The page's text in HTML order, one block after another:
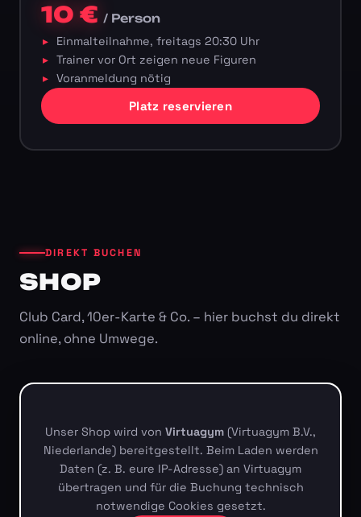
10 €/ Person
Einmalteilnahme, freitags 20:30 Uhr
Trainer vor Ort zeigen neue Figuren
Voranmeldung nötig
Platz reservieren
DIREKT BUCHEN
SHOP
Club Card, 10er-Karte & Co. – hier buchst du direkt
online, ohne Umwege.
Unser Shop wird von Virtuagym (Virtuagym B.V.,
Niederlande) bereitgestellt. Beim Laden werden
Daten (z. B. eure IP-Adresse) an Virtuagym
übertragen und für die Buchung technisch
notwendige Cookies gesetzt.